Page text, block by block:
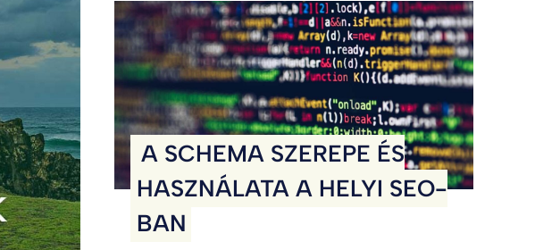
A SCHEMA SZEREPE ÉS
HASZNÁLATA A HELYI SEO-
BAN